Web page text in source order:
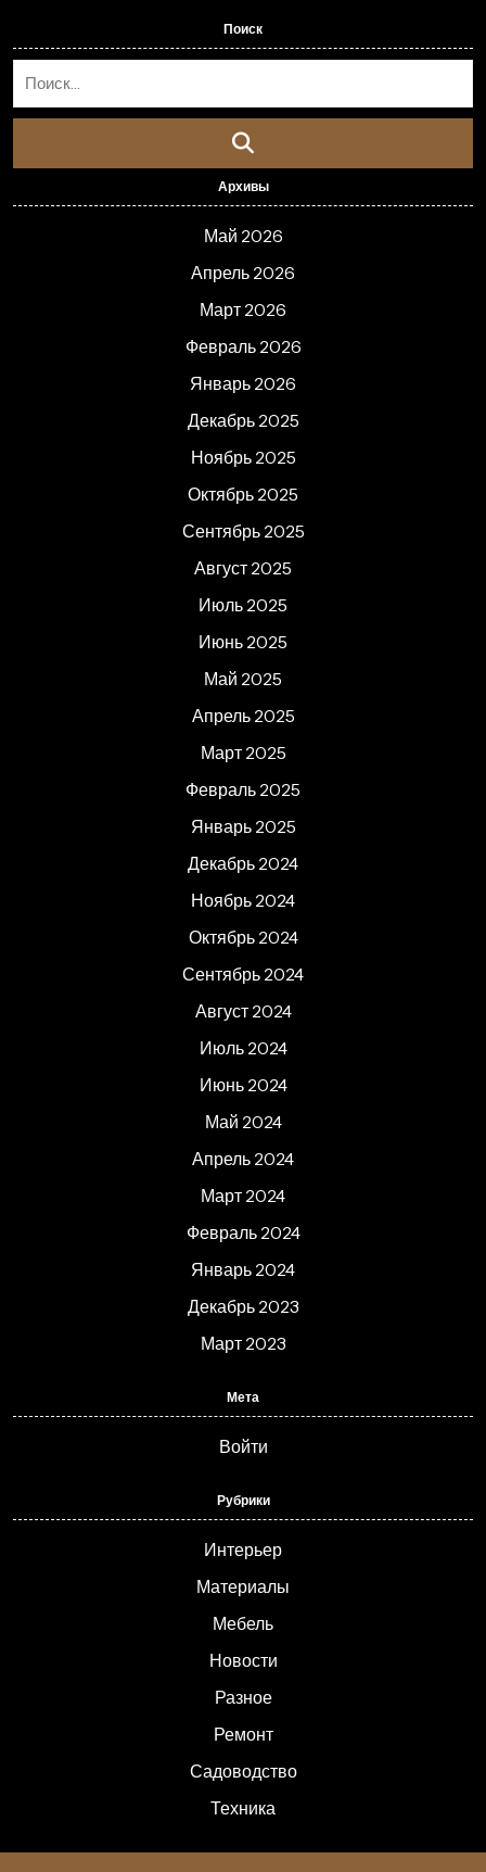
Поиск
Архивы
Май 2026
Апрель 2026
Март 2026
Февраль 2026
Январь 2026
Декабрь 2025
Ноябрь 2025
Октябрь 2025
Сентябрь 2025
Август 2025
Июль 2025
Июнь 2025
Май 2025
Апрель 2025
Март 2025
Февраль 2025
Январь 2025
Декабрь 2024
Ноябрь 2024
Октябрь 2024
Сентябрь 2024
Август 2024
Июль 2024
Июнь 2024
Май 2024
Апрель 2024
Март 2024
Февраль 2024
Январь 2024
Декабрь 2023
Март 2023
Мета
Войти
Рубрики
Интерьер
Материалы
Мебель
Новости
Разное
Ремонт
Садоводство
Техника